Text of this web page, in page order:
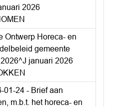
2026
Ontwerp Horeca- en
gemeente
januari 2026
01-24 - Brief aan
m.b.t. het horeca- en